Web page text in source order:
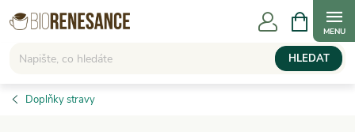
Přejít
na
HLEDAT
NÁKUPNÍ
KOŠÍK
Doplňky stravy